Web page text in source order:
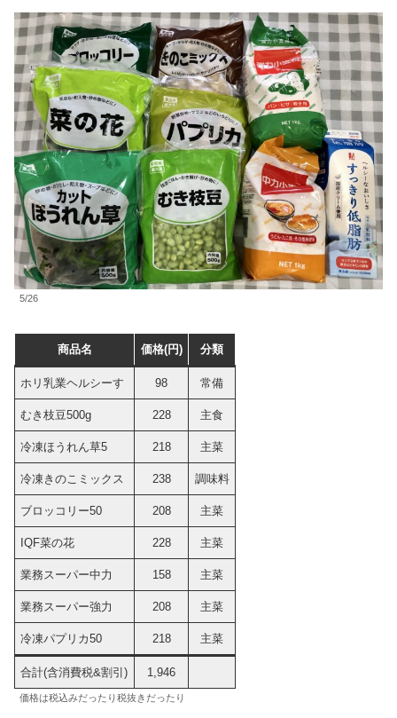
5/26
商品名 価格(円) 分類
ホリ乳業ヘルシーす 98 常備
むき枝豆500g 228 主食
冷凍ほうれん草5 218 主菜
冷凍きのこミックス 238 調味料
ブロッコリー50 208 主菜
IQF菜の花 228 主菜
業務スーパー中力 158 主菜
業務スーパー強力 208 主菜
冷凍パプリカ50 218 主菜
合計(含消費税&割引) 1,946
価格は税込みだったり税抜きだったり